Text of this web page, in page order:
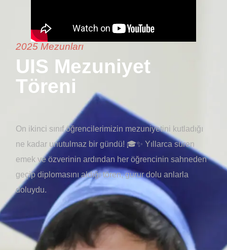
2025 Mezunları
UIS Mezuniyet
Töreni
On ikinci sınıf öğrencilerimizin mezuniyetini kutladığı
ne kadar unutulmaz bir gündü! 🎓✨ Yıllarca süren
emek ve özverinin ardından her öğrencinin sahneden
geçip diplomasını aldığı tören, gurur dolu anlarla
doluydu.